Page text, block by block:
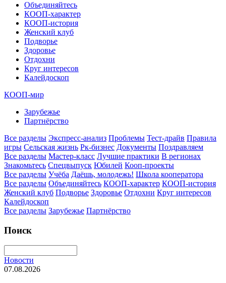
Объединяйтесь
КООП-характер
КООП-история
Женский клуб
Подворье
Здоровье
Отдохни
Круг интересов
Калейдоскоп
КООП-мир
Зарубежье
Партнёрство
Все разделы Экспресс-анализ Проблемы Тест-драйв Правила
игры Сельская жизнь Рк-бизнес Документы Поздравляем
Все разделы Мастер-класс Лучшие практики В регионах
Знакомьтесь Спецвыпуск Юбилей Кооп-проекты
Все разделы Учёба Даёшь, молодежь! Школа кооператора
Все разделы Объединяйтесь КООП-характер КООП-история
Женский клуб Подворье Здоровье Отдохни Круг интересов
Калейдоскоп
Все разделы Зарубежье Партнёрство
Поиск
Новости
07.08.2026